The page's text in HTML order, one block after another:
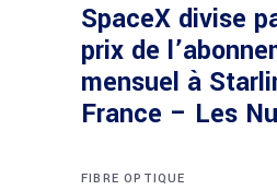
SpaceX divise
prix de
mensuel à
France – Les
FIBRE OPTIQUE